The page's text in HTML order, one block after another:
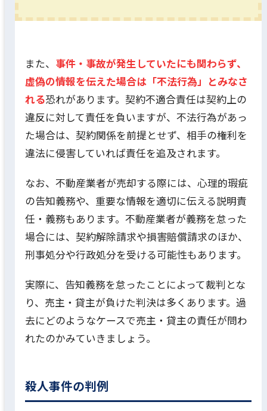
また、 事件・事故が発生していたにも関わらず、
虚偽の情報を伝えた場合は「不法行為」とみなさ
れる恐れがあります。契約不適合責任は契約上の
違反に対して責任を負いますが、不法行為があっ
た場合は、契約関係を前提とせず、相手の権利を
違法に侵害していれば責任を追及されます。
なお、不動産業者が売却する際には、心理的瑕疵
の告知義務や、重要な情報を適切に伝える説明責
任・義務もあります。不動産業者が義務を怠った
場合には、契約解除請求や損害賠償請求のほか、
刑事処分や行政処分を受ける可能性もあります。
実際に、告知義務を怠ったことによって裁判とな
り、売主・貸主が負けた判決は多くあります。過
去にどのようなケースで売主・貸主の責任が問わ
れたのかみていきましょう。
殺人事件の判例